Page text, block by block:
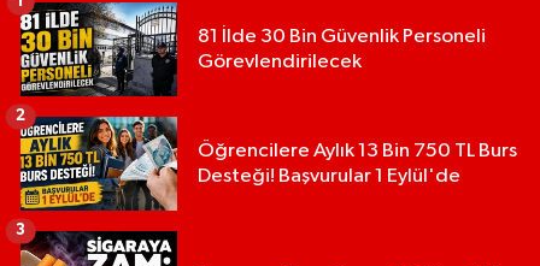
81 İlde 30 Bin Güvenlik Personeli
Görevlendirilecek
Öğrencilere Aylık 13 Bin 750 TL Burs
Desteği! Başvurular 1 Eylül'de
2
3